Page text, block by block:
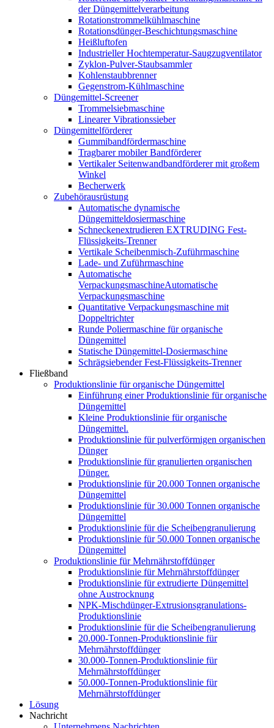
der Düngemittelverarbeitung
Rotationstrommelkühlmaschine
Rotationsdünger-Beschichtungsmaschine
Heißluftofen
Industrieller Hochtemperatur-Saugzugventilator
Zyklon-Pulver-Staubsammler
Kohlenstaubbrenner
Gegenstrom-Kühlmaschine
Düngemittel-Screener
Trommelsiebmaschine
Linearer Vibrationssieber
Düngemittelförderer
Gummibandfördermaschine
Tragbarer mobiler Bandförderer
Vertikaler Seitenwandbandförderer mit großem
Winkel
Becherwerk
Zubehörausrüstung
Automatische dynamische
Düngemitteldosiermaschine
Schneckenextrudieren EXTRUDING Fest-
Flüssigkeits-Trenner
Vertikale Scheibenmisch-Zuführmaschine
Lade- und Zuführmaschine
Automatische
VerpackungsmaschineAutomatische
Verpackungsmaschine
Quantitative Verpackungsmaschine mit
Doppeltrichter
Runde Poliermaschine für organische
Düngemittel
Statische Düngemittel-Dosiermaschine
Schrägsiebender Fest-Flüssigkeits-Trenner
Fließband
Produktionslinie für organische Düngemittel
Einführung einer Produktionslinie für organische
Düngemittel
Kleine Produktionslinie für organische
Düngemittel.
Produktionslinie für pulverförmigen organischen
Dünger
Produktionslinie für granulierten organischen
Dünger.
Produktionslinie für 20.000 Tonnen organische
Düngemittel
Produktionslinie für 30.000 Tonnen organische
Düngemittel
Produktionslinie für die Scheibengranulierung
Produktionslinie für 50.000 Tonnen organische
Düngemittel
Produktionslinie für Mehrnährstoffdünger
Produktionslinie für Mehrnährstoffdünger
Produktionslinie für extrudierte Düngemittel
ohne Austrocknung
NPK-Mischdünger-Extrusionsgranulations-
Produktionslinie
Produktionslinie für die Scheibengranulierung
20.000-Tonnen-Produktionslinie für
Mehrnährstoffdünger
30.000-Tonnen-Produktionslinie für
Mehrnährstoffdünger
50.000-Tonnen-Produktionslinie für
Mehrnährstoffdünger
Lösung
Nachricht